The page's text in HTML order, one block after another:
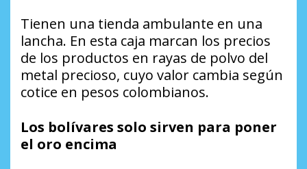
Tienen una tienda ambulante en una
lancha. En esta caja marcan los precios
de los productos en rayas de polvo del
metal precioso, cuyo valor cambia según
cotice en pesos colombianos.
Los bolívares solo sirven para poner
el oro encima